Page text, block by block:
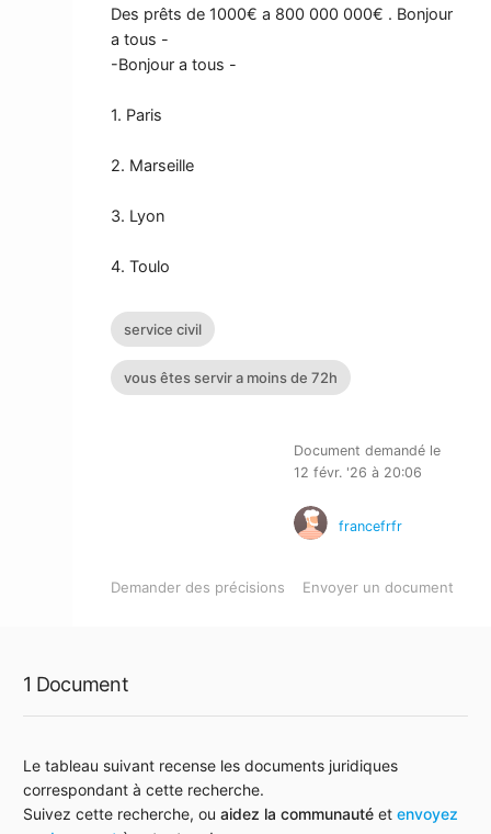
Des prêts de 1000€ a 800 000 000€ . Bonjour
a tous -
-Bonjour a tous -
1. Paris
2. Marseille
3. Lyon
4. Toulo
service civil
vous êtes servir a moins de 72h
Document demandé le
12 févr. '26 à 20:06
francefrfr
Demander des précisions Envoyer un document
1 Document
Le tableau suivant recense les documents juridiques
correspondant à cette recherche.
Suivez cette recherche, ou aidez la communauté et envoyez